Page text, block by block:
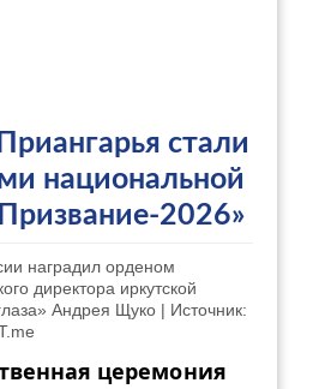
стали
национальной
2026»
церемония